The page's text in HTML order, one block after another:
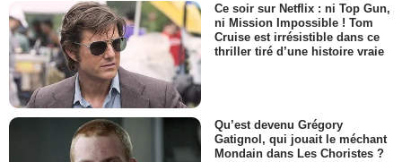
Ce soir sur Netflix : ni Top Gun,
ni Mission Impossible ! Tom
Cruise est irrésistible dans ce
thriller tiré d’une histoire vraie
Qu’est devenu Grégory
Gatignol, qui jouait le méchant
Mondain dans Les Choristes ?